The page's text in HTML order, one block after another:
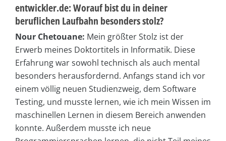
entwickler.de: Worauf bist du in deiner
beruflichen Laufbahn besonders stolz?
Nour Chetouane: Mein größter Stolz ist der
Erwerb meines Doktortitels in Informatik. Diese
Erfahrung war sowohl technisch als auch mental
besonders herausfordernd. Anfangs stand ich vor
einem völlig neuen Studienzweig, dem Software
Testing, und musste lernen, wie ich mein Wissen im
maschinellen Lernen in diesem Bereich anwenden
konnte. Außerdem musste ich neue